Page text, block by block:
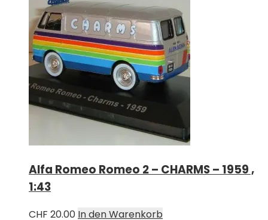
Alfa Romeo Romeo 2 – CHARMS – 1959 ,
1:43
CHF 20.00 In den Warenkorb